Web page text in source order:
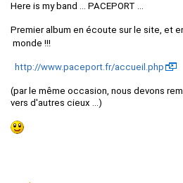
Here is my band ... PACEPORT ...
Premier album en écoute sur le site, et
monde !!!
http://www.paceport.fr/accueil.php
(par le même occasion, nous devons
vers d'autres cieux ...)